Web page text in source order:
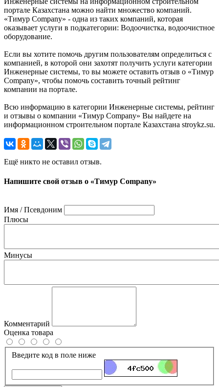
портале Казахстана можно найти множество компаний.
«Тимур Company» - одна из таких компаний, которая
оказывает услуги в подкатегории: Водоочистка, водоочистное
оборудование.
Если вы хотите помочь другим пользователям определиться с
компанией, в которой они захотят получить услуги категории
Инженерные системы, то вы можете оставить отзыв о «Тимур
Company», чтобы помочь составить точный рейтинг
компании на портале.
Всю информацию в категории Инженерные системы, рейтинг
и отзывы о компании «Тимур Company» Вы найдете на
информационном строительном портале Казахстана stroykz.su.
Ещё никто не оставил отзыв.
Напишите свой отзыв о «Тимур Company»
Имя / Псевдоним
Плюсы
Минусы
Комментарий
Оценка товара
Введите код в поле ниже